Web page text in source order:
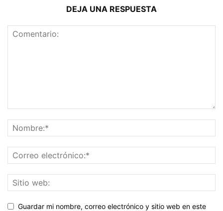
DEJA UNA RESPUESTA
Guardar mi nombre, correo electrónico y sitio web en este